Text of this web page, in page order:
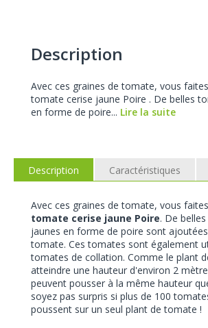
Description
Avec ces graines de tomate, vous
tomate cerise jaune Poire . De belles
en forme de poire... Lire la suite
Description Caractéristiques
Avec ces graines de tomate, vous
tomate cerise jaune Poire. De
jaunes en forme de poire sont
tomate. Ces tomates sont également
tomates de collation. Comme le plant
atteindre une hauteur d'environ 2
peuvent pousser à la même hauteur
soyez pas surpris si plus de 100
poussent sur un seul plant de tomate !